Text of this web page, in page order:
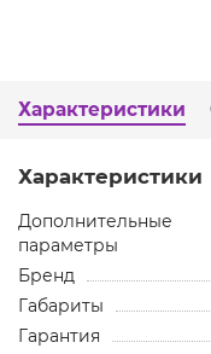
Характеристики
Характеристики
Дополнительные
параметры
Бренд
Габариты
Гарантия